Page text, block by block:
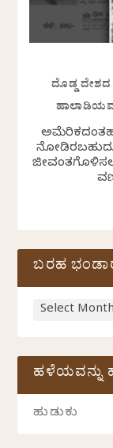
ದೊಡ್ಡ
ಅಮೆರಿಕದಂತಹ
ಬರಹ
ಹಳೆಯವನ್ನು